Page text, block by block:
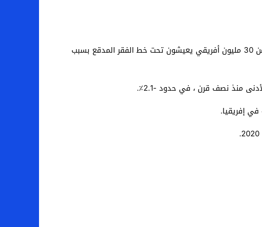
كشفت مسئولة شمال إفريقيا في بنك التنمية الإفريقي أودري شوشان ، اليوم الأربعاء 17 مارس 2021 ، أن أكثر من 30 مليون أفريقي يعيشون تحت خط الفقر المدقع بسبب